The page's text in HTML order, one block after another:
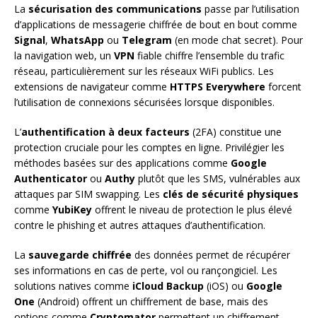
La sécurisation des communications passe par l’utilisation
d’applications de messagerie chiffrée de bout en bout comme
Signal, WhatsApp ou Telegram (en mode chat secret). Pour
la navigation web, un VPN fiable chiffre l’ensemble du trafic
réseau, particulièrement sur les réseaux WiFi publics. Les
extensions de navigateur comme HTTPS Everywhere forcent
l’utilisation de connexions sécurisées lorsque disponibles.
L’authentification à deux facteurs (2FA) constitue une
protection cruciale pour les comptes en ligne. Privilégier les
méthodes basées sur des applications comme Google
Authenticator ou Authy plutôt que les SMS, vulnérables aux
attaques par SIM swapping. Les clés de sécurité physiques
comme YubiKey offrent le niveau de protection le plus élevé
contre le phishing et autres attaques d’authentification.
La sauvegarde chiffrée des données permet de récupérer
ses informations en cas de perte, vol ou rançongiciel. Les
solutions natives comme iCloud Backup (iOS) ou Google
One (Android) offrent un chiffrement de base, mais des